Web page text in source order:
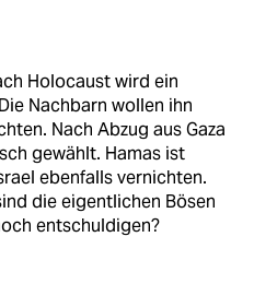
Holocaust wird ein
Nachbarn wollen ihn
Nach Abzug aus Gaza
gewählt. Hamas ist
ebenfalls vernichten.
die eigentlichen Bösen
entschuldigen?